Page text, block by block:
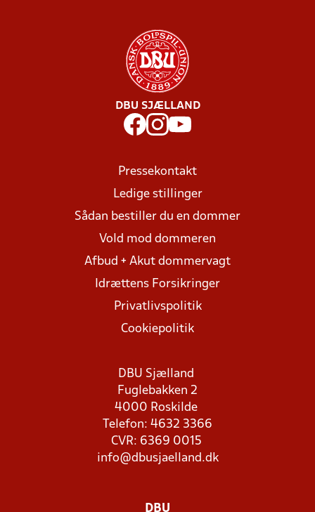
DBU SJÆLLAND
Pressekontakt
Ledige stillinger
Sådan bestiller du en dommer
Vold mod dommeren
Afbud + Akut dommervagt
Idrættens Forsikringer
Privatlivspolitik
Cookiepolitik
DBU Sjælland
Fuglebakken 2
4000 Roskilde
Telefon: 4632 3366
CVR: 6369 0015
info@dbusjaelland.dk
DBU